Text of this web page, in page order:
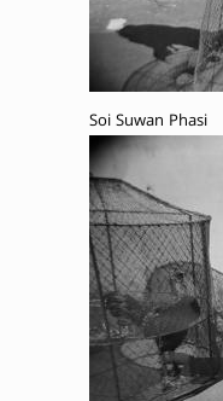
Soi Suwan Phasi